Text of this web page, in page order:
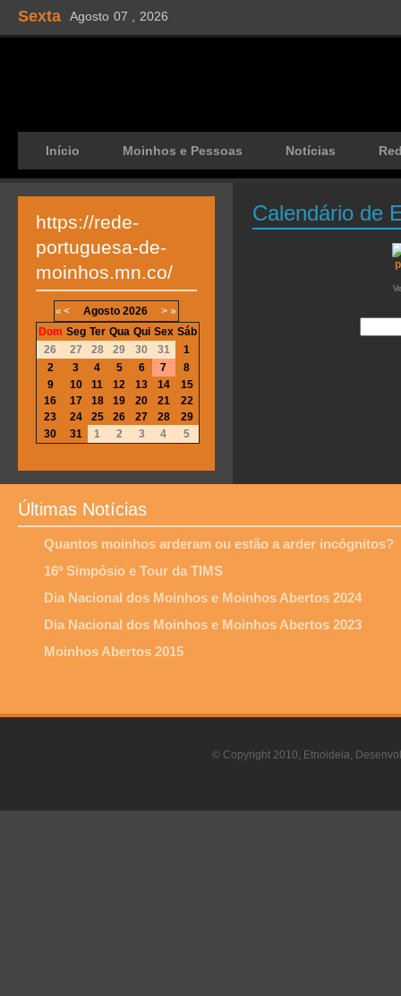
Sexta Agosto 07 , 2026
Início Moinhos e Pessoas Notícias
Calendário de
https://rede-
portuguesa-de-
moinhos.mn.co/
« < Agosto 2026 > »
Dom Seg Ter Qua Qui Sex Sáb
26
27 28 29 30 31
1
2
3 4 5 6 7
8
9
10 11 12 13 14
15
16
17 18 19 20 21
22
23
24 25 26 27 28
29
30
31 1 2 3 4 5
Últimas Notícias
Quantos moinhos arderam ou estão a arder incógnitos?
16º Simpósio e Tour da TIMS
Dia Nacional dos Moinhos e Moinhos Abertos 2024
Dia Nacional dos Moinhos e Moinhos Abertos 2023
Moinhos Abertos 2015
© Copyright 2010, Etnoideia,